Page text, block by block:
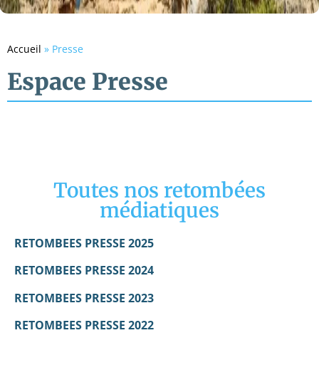
Accueil » Presse
Espace Presse
Toutes nos retombées
médiatiques
RETOMBEES PRESSE 2025
RETOMBEES PRESSE 2024
RETOMBEES PRESSE 2023
RETOMBEES PRESSE 2022